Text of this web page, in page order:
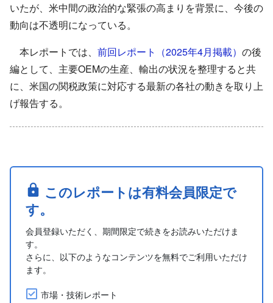
いたが、米中間の政治的な緊張の高まりを背景に、今後の
動向は不透明になっている。
本レポートでは、 前回レポート（2025年4月掲載） の後
編として、主要OEMの生産、輸出の状況を整理すると共
に、米国の関税政策に対応する最新の各社の動きを取り上
げ報告する。
このレポートは有料会員限定で
す。
会員登録いただく、期間限定で続きをお読みいただけま
す。
さらに、以下のようなコンテンツを無料でご利用いただけ
ます。
市場・技術レポート